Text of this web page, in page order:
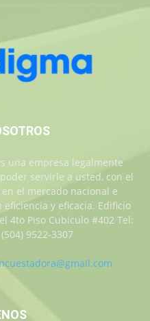
una empresa legalmente
servirle a usted, con el
el mercado nacional e
y eficacia. Edificio
4to Piso Cubiculo #402 Tel:
9522-3307